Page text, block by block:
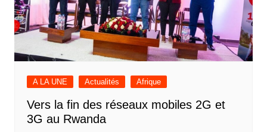
A LA UNE Actualités Afrique
Vers la fin des réseaux mobiles 2G et
3G au Rwanda